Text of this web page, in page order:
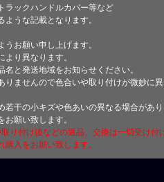
ラックハンドルカバー等など
うな記載となります。
お願い申し上げます。
より異なります。
と発送地域をお知らせください。
ませんので色合いや取り付けが微妙に
干の小キズや色あいの異なる場合があ
お願い致します。
り付け後などの返品、交換は一切受け付
入をお願い致します。